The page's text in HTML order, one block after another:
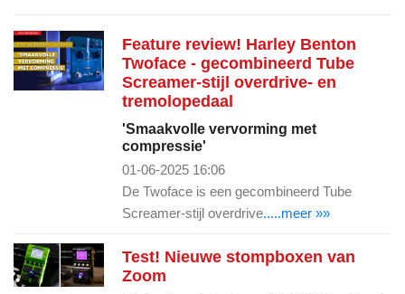
Feature review! Harley Benton
Twoface - gecombineerd Tube
Screamer-stijl overdrive- en
tremolopedaal
'Smaakvolle vervorming met
compressie'
01-06-2025 16:06
De Twoface is een gecombineerd Tube
Screamer-stijl overdrive.....meer »»
Test! Nieuwe stompboxen van
Zoom